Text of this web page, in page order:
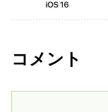
コメント